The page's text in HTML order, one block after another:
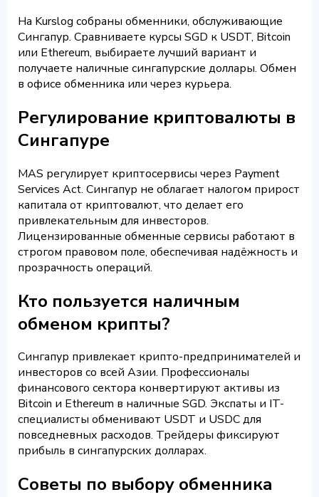
На Kurslog собраны обменники, обслуживающие
Сингапур. Сравниваете курсы SGD к USDT, Bitcoin
или Ethereum, выбираете лучший вариант и
получаете наличные сингапурские доллары. Обмен
в офисе обменника или через курьера.
Регулирование криптовалюты в
Сингапуре
MAS регулирует криптосервисы через Payment
Services Act. Сингапур не облагает налогом прирост
капитала от криптовалют, что делает его
привлекательным для инвесторов.
Лицензированные обменные сервисы работают в
строгом правовом поле, обеспечивая надёжность и
прозрачность операций.
Кто пользуется наличным
обменом крипты?
Сингапур привлекает крипто-предпринимателей и
инвесторов со всей Азии. Профессионалы
финансового сектора конвертируют активы из
Bitcoin и Ethereum в наличные SGD. Экспаты и IT-
специалисты обменивают USDT и USDC для
повседневных расходов. Трейдеры фиксируют
прибыль в сингапурских долларах.
Советы по выбору обменника